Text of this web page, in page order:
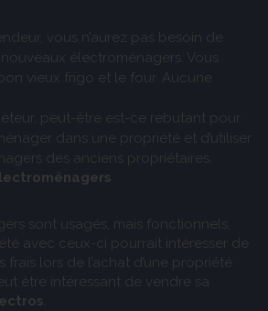
vous n’aurez pas besoin de
électroménagers. Vous
vieux frigo et le four. Aucune
peut-être est-ce rebutant pour
dans une propriété et d’utiliser
des anciens propriétaires.
sont usagés, mais fonctionnels,
avec ceux-ci pourrait intéresser de
frais lors de l’achat d’une propriété
être intéressant de vendre sa